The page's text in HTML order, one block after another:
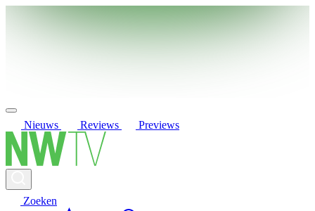
Nieuws Reviews Previews
Zoeken